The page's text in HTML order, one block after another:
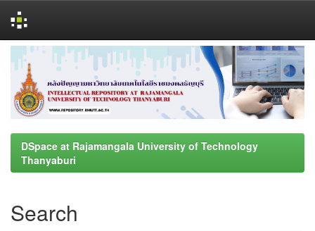
navigation
DSpace at Rajamangala University of Technology
Thanyaburi
Search